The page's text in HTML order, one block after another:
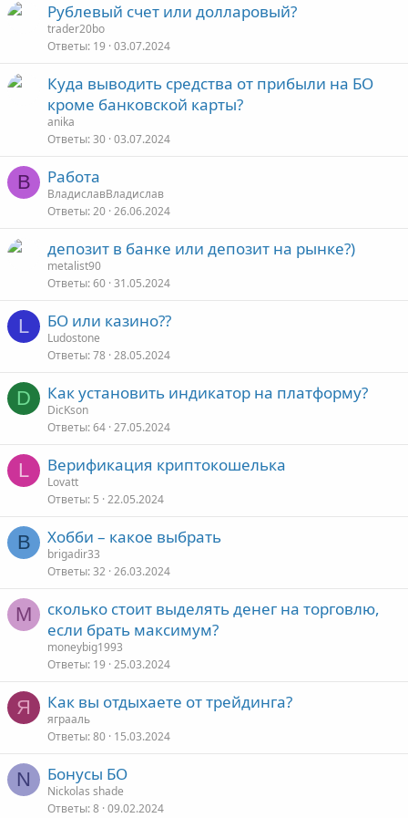
Рублевый счет или долларовый?
trader20bo
Ответы 19 03.07.2024
Куда выводить средства от прибыли на БО
кроме банковской карты?
anika
Ответы 30 03.07.2024
В Работа
ВладиславВладислав
Ответы 20 26.06.2024
депозит в банке или депозит на рынке?)
metalist90
Ответы 60 31.05.2024
L БО или казино??
Ludostone
Ответы 78 28.05.2024
D Как установить индикатор на платформу?
DicKson
Ответы 64 27.05.2024
L Верификация криптокошелька
Lovatt
Ответы 5 22.05.2024
B Хобби – какое выбрать
brigadir33
Ответы 32 26.03.2024
M
сколько стоит выделять денег на торговлю,
если брать максимум?
moneybig1993
Ответы 19 25.03.2024
Я Как вы отдыхаете от трейдинга?
яграаль
Ответы 80 15.03.2024
N Бонусы БО
Nickolas shade
Ответы 8 09.02.2024